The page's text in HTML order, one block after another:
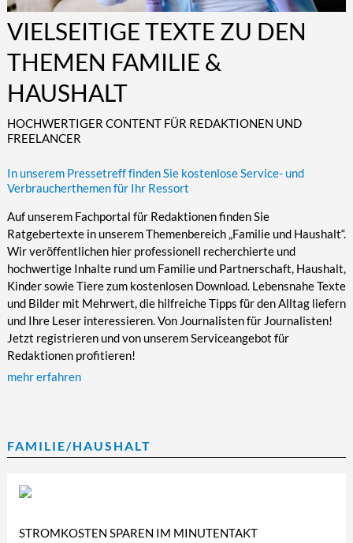
Mode
Soziales/Umwelt
Sport
Trendy
Wellness
Fahrrad/E-Bike
Landschaft/Berge
Städte/Kultur
Weitere Reisethemen
Rund ums Haus
Haus
Ratgeber
Wohnen/Leben
TECHNIK
Hardware/Software
Kommunikation/Internet
Digitalisierung/Multimedia
Trends/Mobil
VIELSEITIGE TEXTE ZU DEN
THEMEN FAMILIE &
HAUSHALT
HOCHWERTIGER CONTENT FÜR REDAKTIONEN UND
FREELANCER
In unserem Pressetreff finden Sie kostenlose Service- und
Verbraucherthemen für Ihr Ressort
Auf unserem Fachportal für Redaktionen finden Sie
Ratgebertexte in unserem Themenbereich „Familie und Haushalt“.
Wir veröffentlichen hier professionell recherchierte und
hochwertige Inhalte rund um Familie und Partnerschaft, Haushalt,
Kinder sowie Tiere zum kostenlosen Download. Lebensnahe Texte
und Bilder mit Mehrwert, die hilfreiche Tipps für den Alltag liefern
und Ihre Leser interessieren. Von Journalisten für Journalisten!
Jetzt registrieren und von unserem Serviceangebot für
Redaktionen profitieren!
mehr erfahren
FAMILIE/HAUSHALT
STROMKOSTEN SPAREN IM MINUTENTAKT